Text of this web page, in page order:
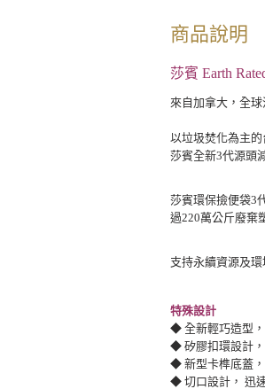
商品說明
莎賓 Earth
來自加拿大，全球
以垃圾焚化為主
莎賓全新3代源頭
莎賓環保撿便袋3
過220萬公斤廢棄
支持永續資源及
特殊設計
◆ 全新輕巧造型
◆ 矽膠扣環設計
◆ 新型卡榫底蓋
◆ 切口設計， 迅